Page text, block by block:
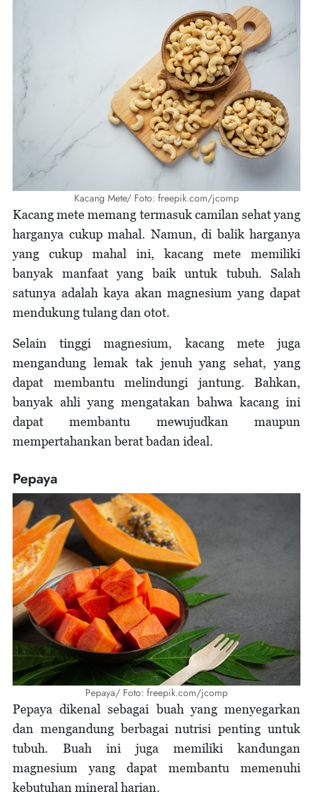
Kacang Mete/ Foto: freepik.com/jcomp
Kacang mete memang termasuk camilan sehat yang
harganya cukup mahal. Namun, di balik harganya
yang cukup mahal ini, kacang mete memiliki
banyak manfaat yang baik untuk tubuh. Salah
satunya adalah kaya akan magnesium yang dapat
mendukung tulang dan otot.
Selain tinggi magnesium, kacang mete juga
mengandung lemak tak jenuh yang sehat, yang
dapat membantu melindungi jantung. Bahkan,
banyak ahli yang mengatakan bahwa kacang ini
dapat membantu mewujudkan maupun
mempertahankan berat badan ideal.
Pepaya
Pepaya/ Foto: freepik.com/jcomp
Pepaya dikenal sebagai buah yang menyegarkan
dan mengandung berbagai nutrisi penting untuk
tubuh. Buah ini juga memiliki kandungan
magnesium yang dapat membantu memenuhi
kebutuhan mineral harian.